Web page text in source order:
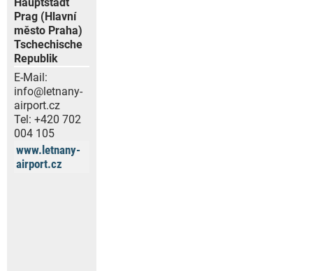
Prag (Hlavní
město Praha)
Tschechische
Republik
E-Mail:
info@letnany-
airport.cz
Tel: +420 702
004 105
www.letnany-
airport.cz